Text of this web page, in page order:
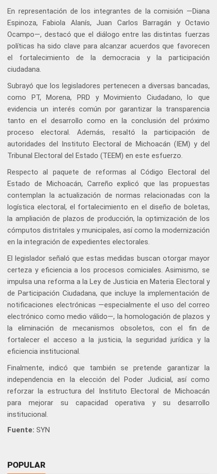
En representación de los integrantes de la comisión —Diana
Espinoza, Fabiola Alanís, Juan Carlos Barragán y Octavio
Ocampo—, destacó que el diálogo entre las distintas fuerzas
políticas ha sido clave para alcanzar acuerdos que favorecen
el fortalecimiento de la democracia y la participación
ciudadana.
Subrayó que los legisladores pertenecen a diversas bancadas,
como PT, Morena, PRD y Movimiento Ciudadano, lo que
evidencia un interés común por garantizar la transparencia
tanto en el desarrollo como en la conclusión del próximo
proceso electoral. Además, resaltó la participación de
autoridades del Instituto Electoral de Michoacán (IEM) y del
Tribunal Electoral del Estado (TEEM) en este esfuerzo.
Respecto al paquete de reformas al Código Electoral del
Estado de Michoacán, Carreño explicó que las propuestas
contemplan la actualización de normas relacionadas con la
logística electoral, el fortalecimiento en el diseño de boletas,
la ampliación de plazos de producción, la optimización de los
cómputos distritales y municipales, así como la modernización
en la integración de expedientes electorales.
El legislador señaló que estas medidas buscan otorgar mayor
certeza y eficiencia a los procesos comiciales. Asimismo, se
impulsa una reforma a la Ley de Justicia en Materia Electoral y
de Participación Ciudadana, que incluye la implementación de
notificaciones electrónicas —especialmente el uso del correo
electrónico como medio válido—, la homologación de plazos y
la eliminación de mecanismos obsoletos, con el fin de
fortalecer el acceso a la justicia, la seguridad jurídica y la
eficiencia institucional.
Finalmente, indicó que también se pretende garantizar la
independencia en la elección del Poder Judicial, así como
reforzar la estructura del Instituto Electoral de Michoacán
para mejorar su capacidad operativa y su desarrollo
institucional.
Fuente: SYN
POPULAR